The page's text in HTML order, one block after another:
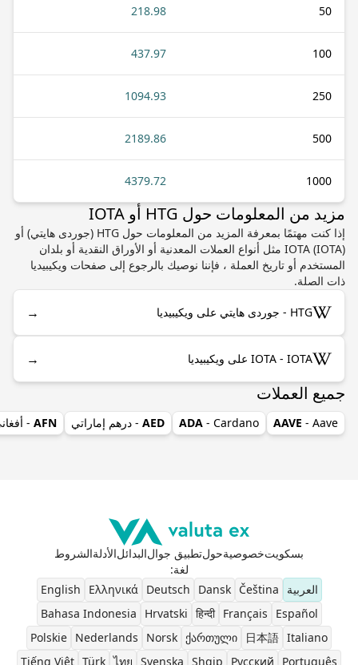
50
218.98
100
437.97
250
1094.93
500
2189.86
1000
4379.72
مزيد من المعلومات حول HTG أو IOTA
إذا كنت مهتمًا بمعرفة المزيد من المعلومات حول HTG (جوردى هايتي) أو
IOTA (IOTA) مثل أنواع العملات المعدنية أو الأوراق النقدية أو بلدان
المستخدم أو تاريخ العملة ، فإننا نوصيك بالرجوع إلى صفحات ويكيبيديا
ذات الصلة.
HTG - جوردى هايتي على ويكيبيديا →
IOTA - IOTA على ويكيبيديا →
جميع العملات
AAVE - Aave
ADA - Cardano
AED - درهم إماراتي AFN
-
بسكويتخصوصيةحولتطبيق جوالالبدائلالأدلةالشروط
لغة:
العربية
Čeština
Dansk
Deutsch
Ελληνικά
English
Español
Français
हिन्दी
Hrvatski
Bahasa Indonesia
Italiano
日本語
ქართული
Norsk
Nederlands
Polskie
Português
Pусский
Shqip
Svenska
ไทย
Türk
Tiếng Việt